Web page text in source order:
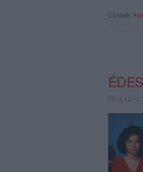
Címkék:
2012.12.12.